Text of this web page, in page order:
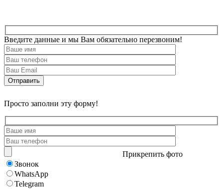
Введите данные и мы Вам обязательно перезвоним!
Просто заполни эту форму!
Прикрепить фото
Звонок
WhatsApp
Telegram